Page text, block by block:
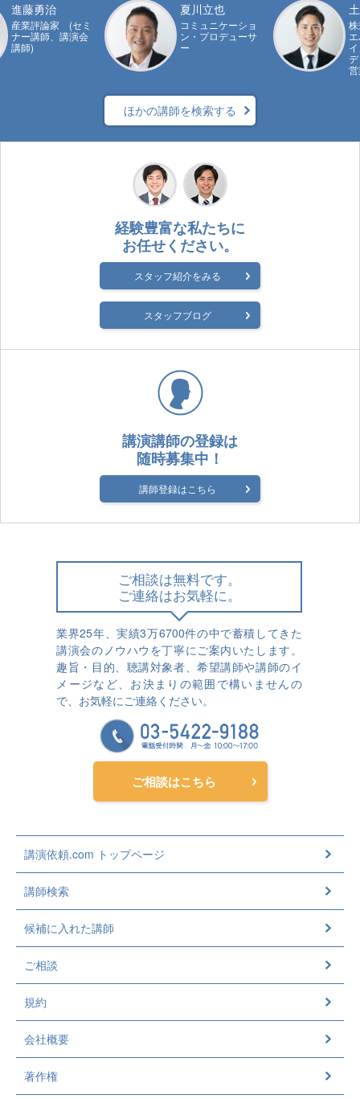
進藤勇治
産業評論家 (セミ
ナー講師、講演会
講師)
夏川立也
コミュニケーショ
ン・プロデューサ
ー
ほかの講師を検索する
経験豊富な私たちに
お任せください。
スタッフ紹介をみる
スタッフブログ
講演講師の登録は
随時募集中！
講師登録はこちら
ご相談は無料です。
ご連絡はお気軽に。
業界25年、実績3万6700件の中で蓄積してきた
講演会のノウハウを丁寧にご案内いたします。
趣旨・目的、聴講対象者、希望講師や講師のイ
メージなど、お決まりの範囲で構いませんの
で、お気軽にご連絡ください。
ご相談はこちら
講演依頼.com トップページ
講師検索
候補に入れた講師
ご相談
規約
会社概要
著作権